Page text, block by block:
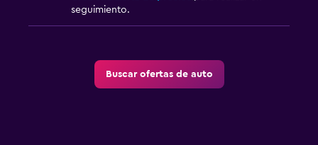
seguimiento.
Buscar ofertas de auto